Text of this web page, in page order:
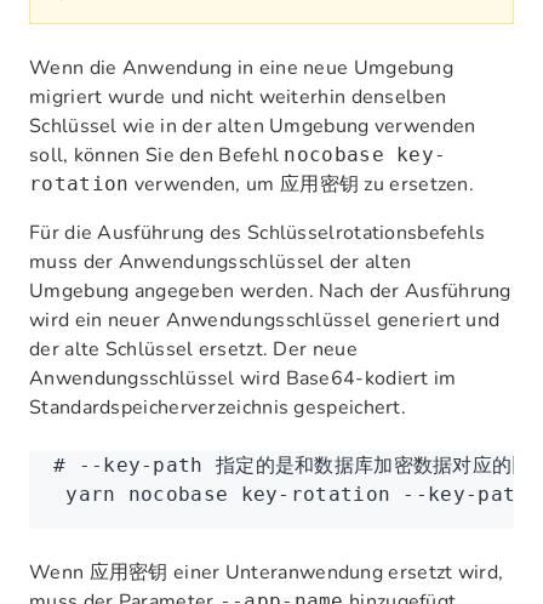
Wenn die Anwendung in eine neue Umgebung
migriert wurde und nicht weiterhin denselben
Schlüssel wie in der alten Umgebung verwenden
soll, können Sie den Befehl nocobase key-
rotation verwenden, um 应用密钥 zu ersetzen.
Für die Ausführung des Schlüsselrotationsbefehls
muss der Anwendungsschlüssel der alten
Umgebung angegeben werden. Nach der Ausführung
wird ein neuer Anwendungsschlüssel generiert und
der alte Schlüssel ersetzt. Der neue
Anwendungsschlüssel wird Base64-kodiert im
Standardspeicherverzeichnis gespeichert.
# --key-path 指定的是和数据库加密数据对应的旧
yarn nocobase key-rotation --key-path
Wenn 应用密钥 einer Unteranwendung ersetzt wird,